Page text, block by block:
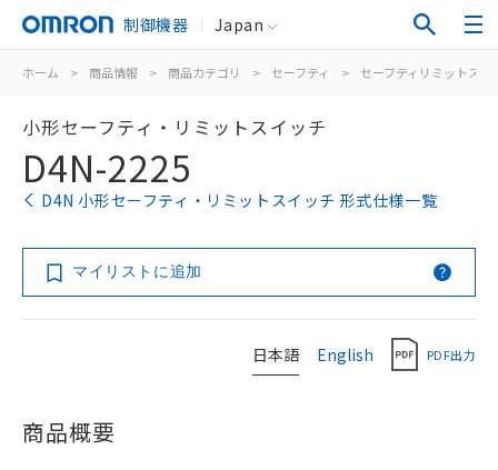
制御機器 Japan
ホーム > 商品情報 > 商品カテゴリ > セーフティ > セーフティリミットスイ
小形セーフティ・リミットスイッチ
D4N-2225
D4N 小形セーフティ・リミットスイッチ 形式仕様一覧
マイリストに追加
日本語 English PDF出力
商品概要